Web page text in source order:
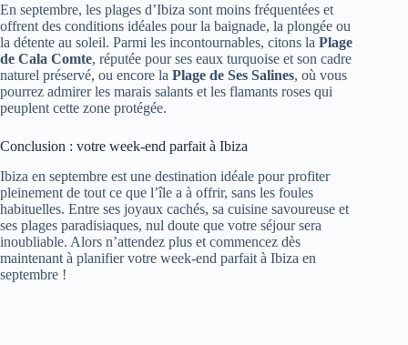
En septembre, les plages d’Ibiza sont moins fréquentées et
offrent des conditions idéales pour la baignade, la plongée ou
la détente au soleil. Parmi les incontournables, citons la Plage
de Cala Comte, réputée pour ses eaux turquoise et son cadre
naturel préservé, ou encore la Plage de Ses Salines, où vous
pourrez admirer les marais salants et les flamants roses qui
peuplent cette zone protégée.
Conclusion : votre week-end parfait à Ibiza
Ibiza en septembre est une destination idéale pour profiter
pleinement de tout ce que l’île a à offrir, sans les foules
habituelles. Entre ses joyaux cachés, sa cuisine savoureuse et
ses plages paradisiaques, nul doute que votre séjour sera
inoubliable. Alors n’attendez plus et commencez dès
maintenant à planifier votre week-end parfait à Ibiza en
septembre !